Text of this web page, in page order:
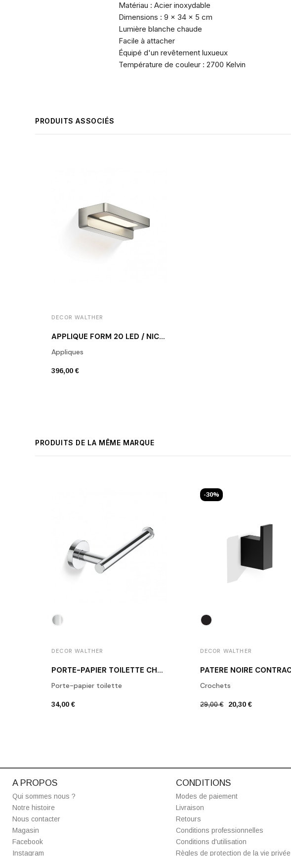
Matériau : Acier inoxydable
Dimensions : 9 x 34 x 5 cm
Lumière blanche chaude
Facile à attacher
Équipé d'un revêtement luxueux
Température de couleur : 2700 Kelvin
PRODUITS ASSOCIÉS
DECOR WALTHER
APPLIQUE FORM 20 LED / NICKEL MAT
Appliques
396,00 €
PRODUITS DE LA MÊME MARQUE
DECOR WALTHER
PORTE-PAPIER TOILETTE CHROME POLI BA TPH1
Porte-papier toilette
34,00 €
DECOR WALTHER
Crochets
29,00 € 20,30 €
-30%
A PROPOS
Qui sommes nous ?
Notre histoire
Nous contacter
Magasin
Facebook
Instagram
CONDITIONS
Modes de paiement
Livraison
Retours
Conditions professionnelles
Conditions d'utilisation
Règles de protection de la vie privée